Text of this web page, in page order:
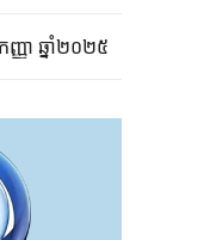
ញា ឆ្នាំ២០២៥